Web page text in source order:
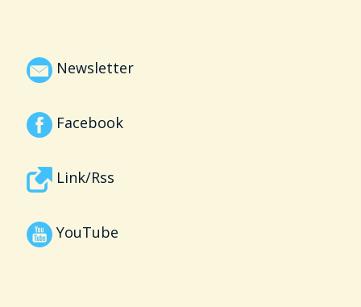
Newsletter
Facebook
Link/Rss
YouTube